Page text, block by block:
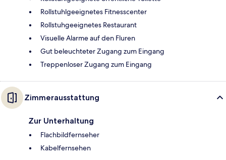
Rollstuhlgeeignetes Fitnesscenter
Rollstuhgeeignetes Restaurant
Visuelle Alarme auf den Fluren
Gut beleuchteter Zugang zum Eingang
Treppenloser Zugang zum Eingang
Zimmerausstattung
Zur Unterhaltung
Flachbildfernseher
Kabelfernsehen